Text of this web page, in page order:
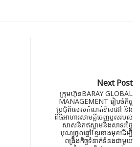
Next Post
ក្រុមហ៊ុនBARAY GLOBAL
MANAGEMENT រៀបចំកិច្ច
ប្រជុំពិសេសកំណត់ទិសដៅ និង
ពិធីអាហារសាមគ្គីចេញបួសរបស់
សាសនិកឥស្លាមនិងសាទរថ្ងៃ
បុណ្យចូលឆ្នាំខ្មែរខាងមុខដើម្បី
ពង្រឹងកិច្ចទំនាក់ទំនងជាមួយ